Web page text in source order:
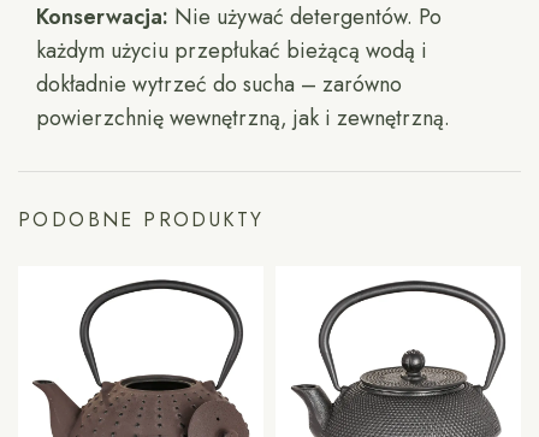
Konserwacja: Nie używać detergentów. Po
każdym użyciu przepłukać bieżącą wodą i
dokładnie wytrzeć do sucha – zarówno
powierzchnię wewnętrzną, jak i zewnętrzną.
PODOBNE PRODUKTY